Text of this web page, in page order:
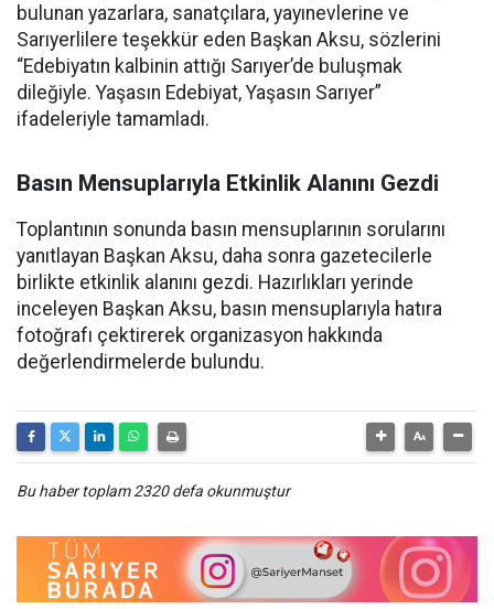
bulunan yazarlara, sanatçılara, yayınevlerine ve
Sarıyerlilere teşekkür eden Başkan Aksu, sözlerini
“Edebiyatın kalbinin attığı Sarıyer’de buluşmak
dileğiyle. Yaşasın Edebiyat, Yaşasın Sarıyer”
ifadeleriyle tamamladı.
Basın Mensuplarıyla Etkinlik Alanını Gezdi
Toplantının sonunda basın mensuplarının sorularını
yanıtlayan Başkan Aksu, daha sonra gazetecilerle
birlikte etkinlik alanını gezdi. Hazırlıkları yerinde
inceleyen Başkan Aksu, basın mensuplarıyla hatıra
fotoğrafı çektirerek organizasyon hakkında
değerlendirmelerde bulundu.
Bu haber toplam 2320 defa okunmuştur